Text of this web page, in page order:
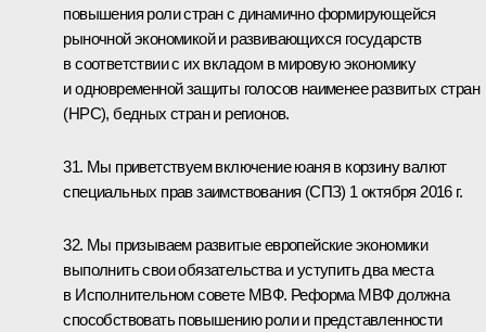
повышения роли стран с динамично формирующейся
рыночной экономикой и развивающихся государств
в соответствии с их вкладом в мировую экономику
и одновременной защиты голосов наименее развитых стран
(НРС), бедных стран и регионов.
31. Мы приветствуем включение юаня в корзину валют
специальных прав заимствования (СПЗ) 1 октября 2016 г.
32. Мы призываем развитые европейские экономики
выполнить свои обязательства и уступить два места
в Исполнительном совете МВФ. Реформа МВФ должна
способствовать повышению роли и представленности